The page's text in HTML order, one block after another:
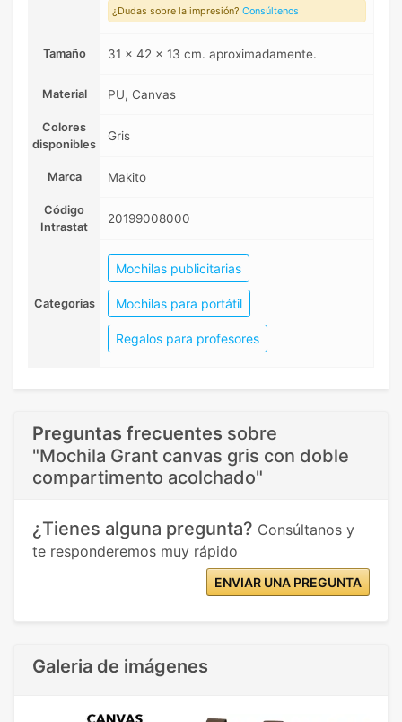
¿Dudas sobre la impresión? Consúltenos
Tamaño 31 x 42 x 13 cm. aproximadamente.
Material PU, Canvas
Colores
disponibles
Gris
Marca Makito
Código
Intrastat
20199008000
Categorias
Mochilas publicitarias
Mochilas para portátil
Regalos para profesores
Preguntas frecuentes sobre
"Mochila Grant canvas gris con doble
compartimento acolchado"
¿Tienes alguna pregunta? Consúltanos y
te responderemos muy rápido
ENVIAR UNA PREGUNTA
Galeria de imágenes